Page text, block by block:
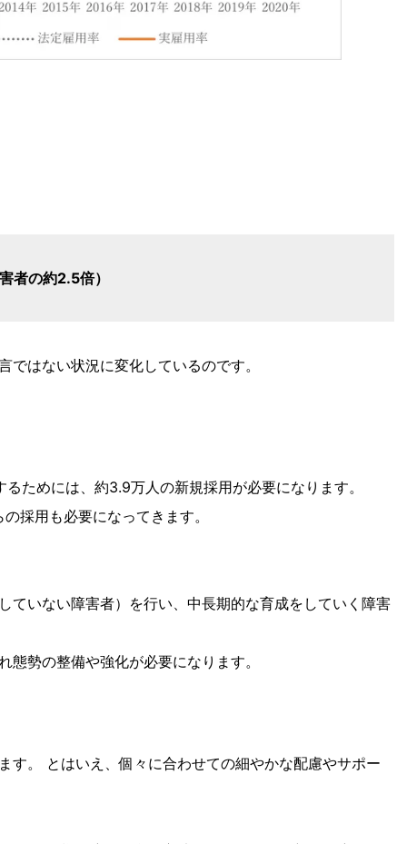
者の約2.5倍）
はない状況に変化しているのです。
ためには、約3.9万人の新規採用が必要になります。
採用も必要になってきます。
ていない障害者）を行い、中長期的な育成をしていく障害
勢の整備や強化が必要になります。
す。 とはいえ、個々に合わせての細やかな配慮やサポー